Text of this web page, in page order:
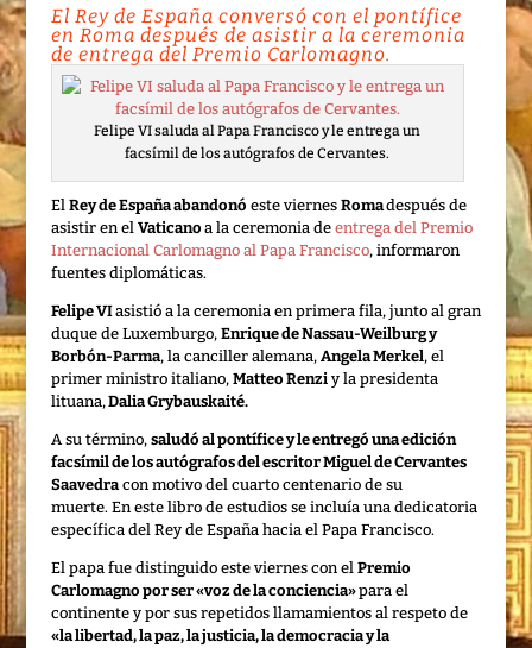
El Rey de España conversó con el pontífice
en Roma después de asistir a la ceremonia
de entrega del Premio Carlomagno.
Felipe VI saluda al Papa Francisco y le entrega un
facsímil de los autógrafos de Cervantes.
El Rey de España abandonó este viernes Romadespués de
asistir en el Vaticano a la ceremonia de entrega del Premio
Internacional Carlomagno al Papa Francisco, informaron
fuentes diplomáticas.
Felipe VIasistió a la ceremonia en primera fila, junto al gran
duque de Luxemburgo, Enrique de Nassau-Weilburg y
Borbón-Parma, la canciller alemana, Angela Merkel, el
primer ministro italiano, Matteo Renziy la presidenta
lituana,Dalia Grybauskaité.
A su término, saludó al pontífice y le entregó una edición
facsímil de los autógrafos del escritor Miguel de Cervantes
Saavedracon motivo del cuarto centenario de su
muerte. En este libro de estudios se incluía una dedicatoria
específica del Rey de España hacia el Papa Francisco.
El papa fue distinguido este viernes con el Premio
Carlomagno por ser «voz de la conciencia»para el
continente y por sus repetidos llamamientos al respeto de
«la libertad, la paz, la justicia, la democracia y la